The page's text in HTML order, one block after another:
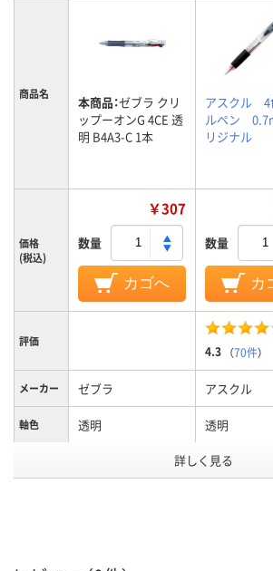
商品名 本商品：ゼブラ クリ
ップーオンG 4CE 透
明 B4A3-C 1本
アスクル 4
ルペン
リジナル
価格
(税込)
￥307
数量
カゴへ
数量
カ
評価
4.3 （70件）
メーカー ゼブラ アスクル
軸色 透明 透明
0.7mm
詳しく見る